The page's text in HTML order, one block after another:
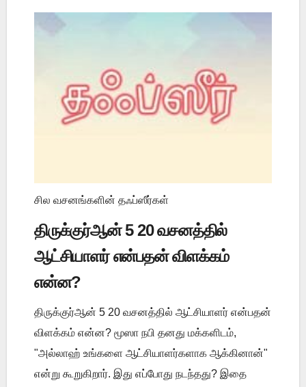
சில வசனங்களின் தஃப்ஸீர்கள்
திருக்குர்ஆன் 5 20 வசனத்தில்
ஆட்சியாளர் என்பதன் விளக்கம்
என்ன?
திருக்குர்ஆன் 5 20 வசனத்தில் ஆட்சியாளர் என்பதன்
விளக்கம் என்ன? மூஸா நபி தனது மக்களிடம்,
"அல்லாஹ் உங்களை ஆட்சியாளர்களாக ஆக்கினான்"
என்று கூறுகிறார். இது எப்போது நடந்தது? இதை